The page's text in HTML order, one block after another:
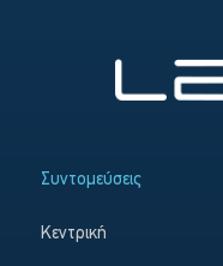
Συντομεύσεις
Κεντρική